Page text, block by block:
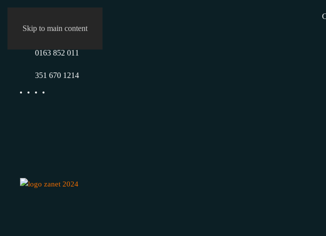
Skip to main content
0163 852 011
351 670 1214